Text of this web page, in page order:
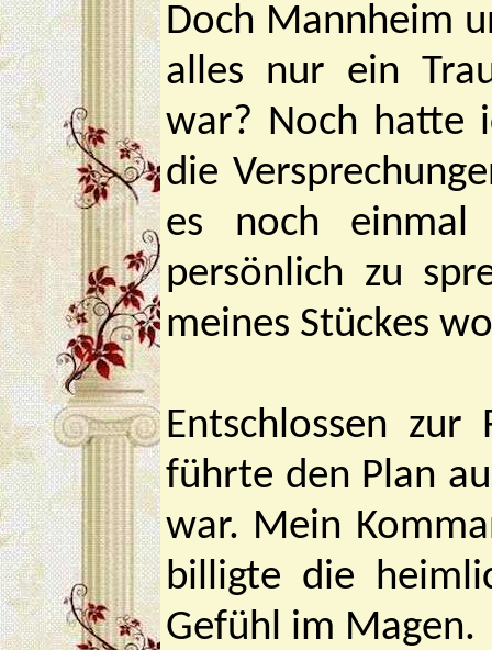
Doch Mannheim
alles nur ein
war? Noch hatte
die
es noch einmal
persönlich zu
meines Stückes
Entschlossen
führte den Plan
war. Mein
billigte die
Gefühl im Magen.